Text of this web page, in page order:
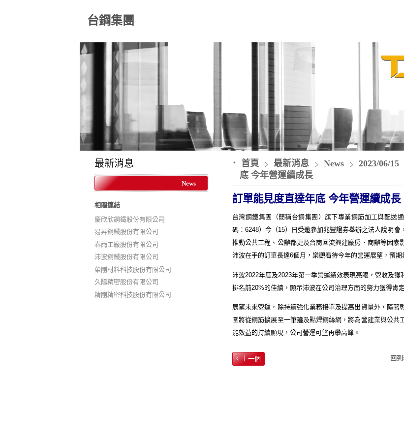
台鋼集團
最新消息
News
相關連結
慶欣欣鋼鐵股份有限公司
易昇鋼鐵股份有限公司
春雨工廠股份有限公司
沛波鋼鐵股份有限公司
榮剛材料科技股份有限公司
久陽精密股份有限公司
精剛精密科技股份有限公司
首頁 最新消息 News
2023/06/
底 今年營運續成長
訂單能見度直達年底 今年營運續成長
台灣鋼鐵集團（簡稱台鋼集團）旗下專業鋼筋加工與配送
碼：6248）今（15）日受邀參加兆豐證券舉辦之法人說明
推動公共工程、公辦都更及台商回流興建廠房、商辦等因
沛波在手的訂單長達6個月，樂觀看待今年的營運展望，預期
沛波2022年度及2023年第一季營運績效表現亮眼，營收及
排名前20%的佳績，顯示沛波在公司治理方面的努力獲得肯
展望未來營運，除持續強化業務接單及提高出貨量外，隨
圍將從鋼筋擴展至一筆箍及點焊鋼絲網，將為營建業與公
能效益的持續顯現，公司營運可望再攀高峰。
上一個 回